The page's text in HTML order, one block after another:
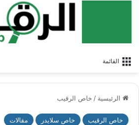
القائمة
الرئيسية / خاص الرقيب
خاص الرقيب خاص سلايدر مقالات